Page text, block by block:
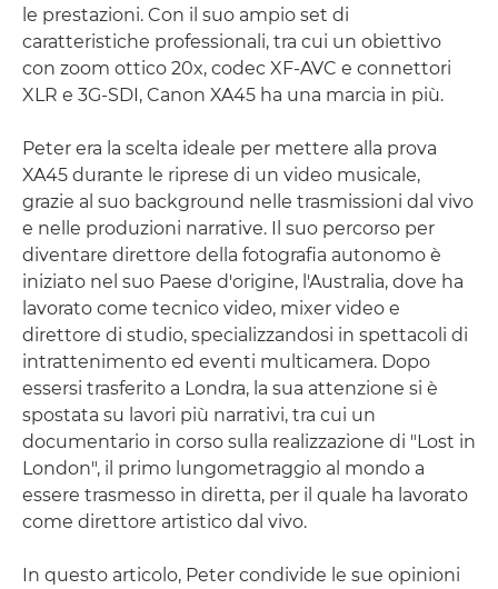
le prestazioni. Con il suo ampio set di
caratteristiche professionali, tra cui un obiettivo
con zoom ottico 20x, codec XF-AVC e connettori
XLR e 3G-SDI, Canon XA45 ha una marcia in più.
Peter era la scelta ideale per mettere alla prova
XA45 durante le riprese di un video musicale,
grazie al suo background nelle trasmissioni dal vivo
e nelle produzioni narrative. Il suo percorso per
diventare direttore della fotografia autonomo è
iniziato nel suo Paese d'origine, l'Australia, dove ha
lavorato come tecnico video, mixer video e
direttore di studio, specializzandosi in spettacoli di
intrattenimento ed eventi multicamera. Dopo
essersi trasferito a Londra, la sua attenzione si è
spostata su lavori più narrativi, tra cui un
documentario in corso sulla realizzazione di "Lost in
London", il primo lungometraggio al mondo a
essere trasmesso in diretta, per il quale ha lavorato
come direttore artistico dal vivo.
In questo articolo, Peter condivide le sue opinioni